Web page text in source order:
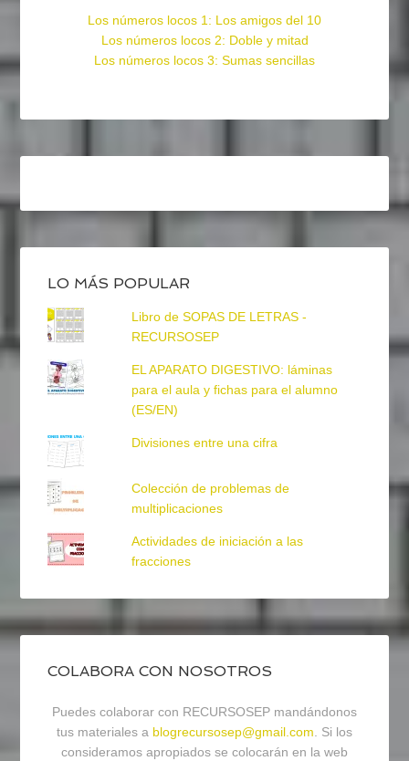
Los números locos 1: Los amigos del 10
Los números locos 2: Doble y mitad
Los números locos 3: Sumas sencillas
LO MÁS POPULAR
Libro de SOPAS DE LETRAS -
RECURSOSEP
EL APARATO DIGESTIVO: láminas
para el aula y fichas para el alumno
(ES/EN)
Divisiones entre una cifra
Colección de problemas de
multiplicaciones
Actividades de iniciación a las
fracciones
COLABORA CON NOSOTROS
Puedes colaborar con RECURSOSEP mandándonos
tus materiales a blogrecursosep@gmail.com. Si los
consideramos apropiados se colocarán en la web